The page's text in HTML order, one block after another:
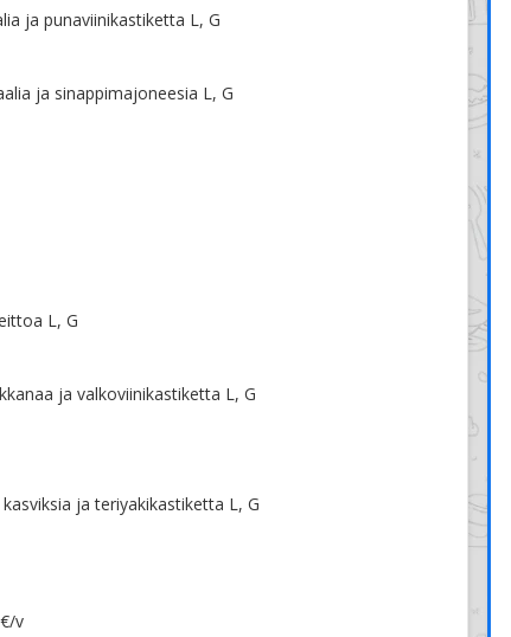
ja punaviinikastiketta L, G
ja sinappimajoneesia L, G
L, G
ja valkoviinikastiketta L, G
ja teriyakikastiketta L, G
v